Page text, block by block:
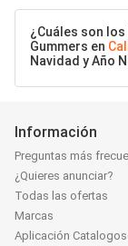
¿Cuáles son
Gummers en
Navidad y Año
Información
Preguntas más
¿Quieres anunciar?
Todas las ofertas
Marcas
Aplicación